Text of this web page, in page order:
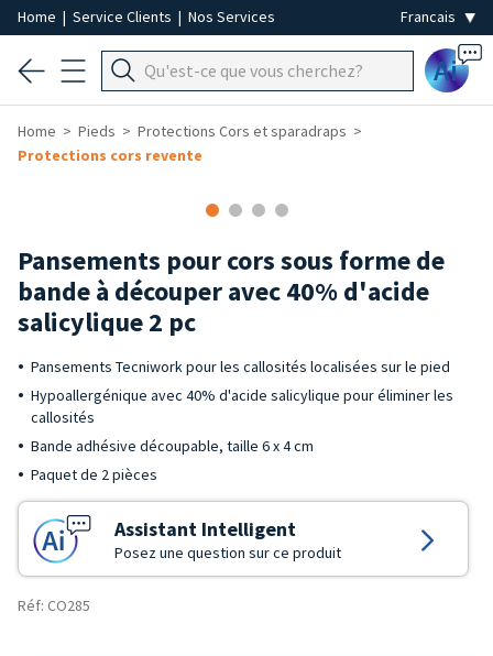
Home | Service Clients | Nos Services
Ai
Home Pieds
Protections Cors et sparadraps
Protections cors revente
Pansements pour cors sous forme de
bande à découper avec 40% d'acide
salicylique 2 pc
Pansements Tecniwork pour les callosités localisées sur le pied
Hypoallergénique avec 40% d'acide salicylique pour éliminer les
callosités
Bande adhésive découpable, taille 6 x 4 cm
Paquet de 2 pièces
Assistant Intelligent
Posez une question sur ce produit
Réf: CO285